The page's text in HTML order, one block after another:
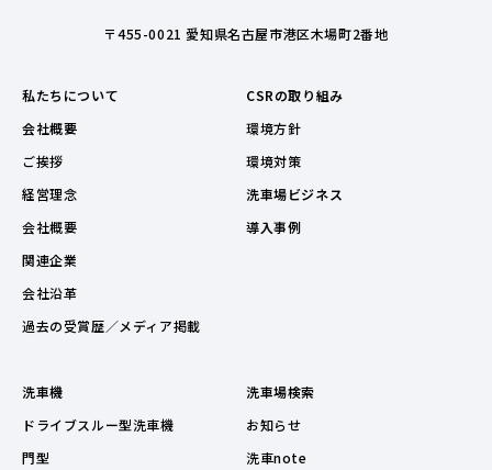
〒455-0021 愛知県名古屋市港区木場町2番地
私たちについて
会社概要
ご挨拶
経営理念
会社概要
関連企業
会社沿革
過去の受賞歴／メディア掲載
CSRの取り組み
環境方針
環境対策
洗車場ビジネス
導入事例
洗車機
ドライブスルー型洗車機
門型
洗車場検索
お知らせ
洗車note